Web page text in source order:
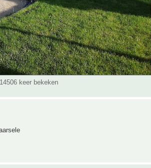
keer bekeken